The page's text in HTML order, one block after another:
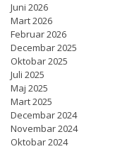
Juni 2026
Mart 2026
Februar 2026
Decembar 2025
Oktobar 2025
Juli 2025
Maj 2025
Mart 2025
Decembar 2024
Novembar 2024
Oktobar 2024